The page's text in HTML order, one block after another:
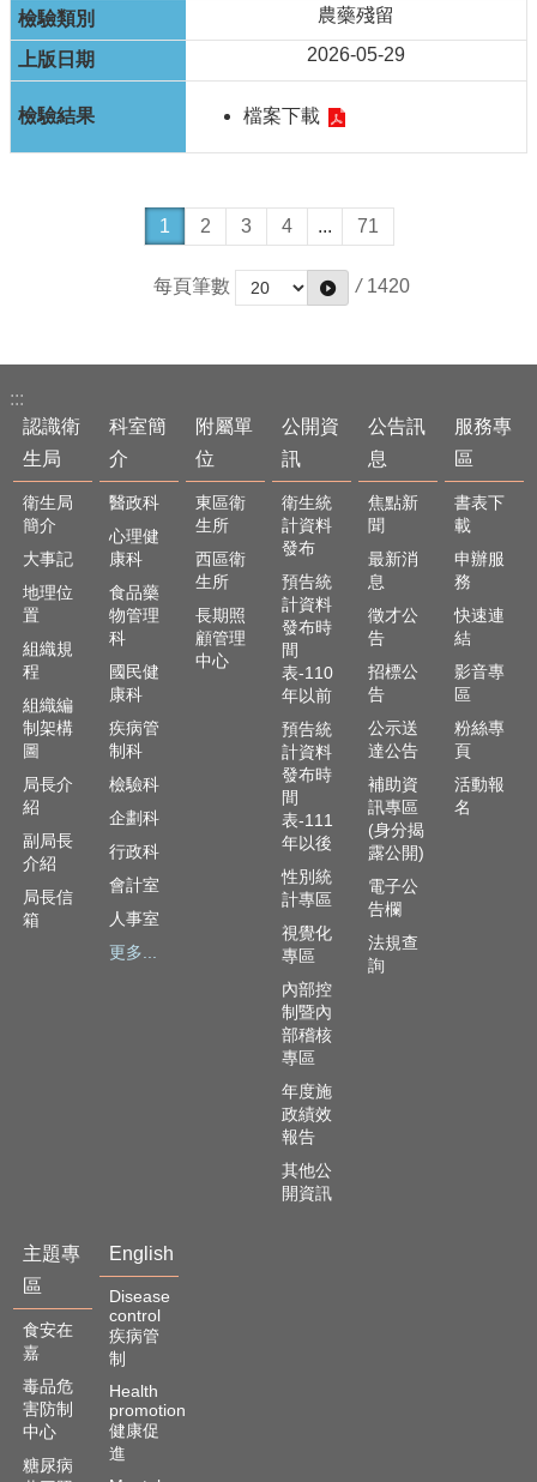
農藥殘留
2026-05-29
檔案下載
1 2 3 4 ... 71
每頁筆數 / 1420
:::
認識衛
生局
衛生局
簡介
大事記
地理位
置
組織規
程
組織編
制架構
圖
局長介
紹
副局長
介紹
局長信
箱
科室簡
介
醫政科
心理健
康科
食品藥
物管理
科
國民健
康科
疾病管
制科
檢驗科
企劃科
行政科
會計室
人事室
更多...
附屬單
位
東區衛
生所
西區衛
生所
長期照
顧管理
中心
公開資
訊
衛生統
計資料
發布
預告統
計資料
發布時
間
表-110
年以前
預告統
計資料
發布時
間
表-111
年以後
性別統
計專區
視覺化
專區
內部控
制暨內
部稽核
專區
年度施
政績效
報告
其他公
開資訊
公告訊
息
焦點新
聞
最新消
息
徵才公
告
招標公
告
公示送
達公告
補助資
訊專區
(身分揭
露公開)
電子公
告欄
法規查
詢
服務專
區
書表下
載
申辦服
務
快速連
結
影音專
區
粉絲專
頁
活動報
名
主題專
區
食安在
嘉
毒品危
害防制
中心
糖尿病
English
Disease
control
疾病管
制
Health
promotion
健康促
進